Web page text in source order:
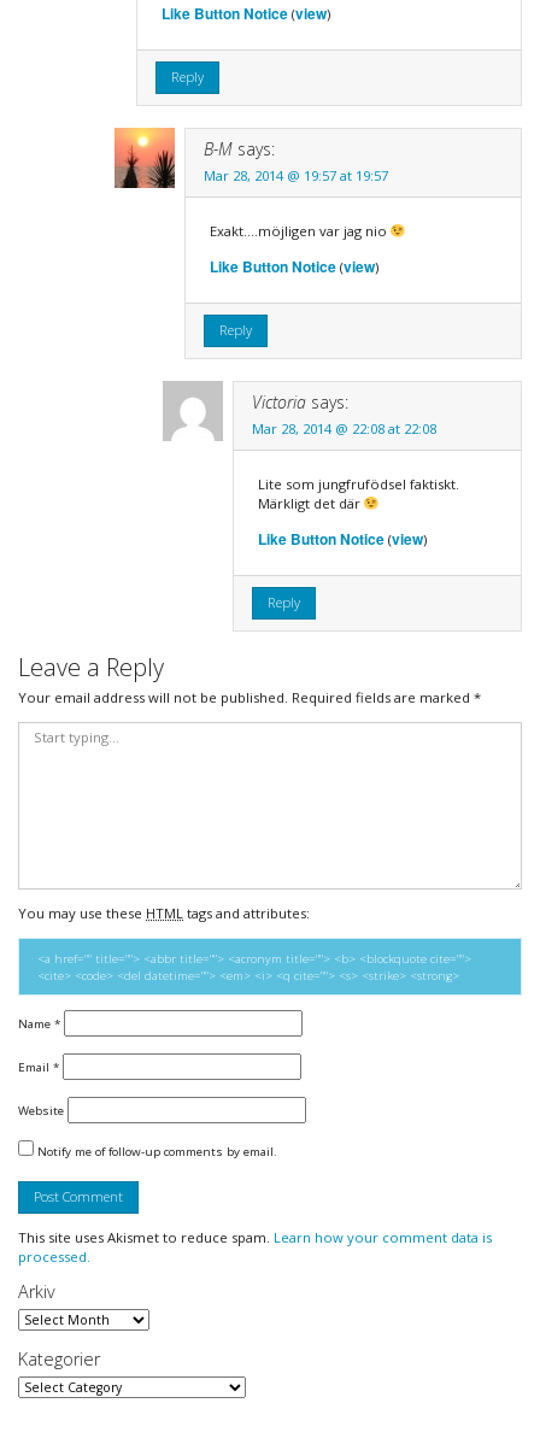
Like Button Notice(view)
Reply
B-M says:
Mar 28, 2014 @ 19:57 at 19:57
Exakt….möjligen var jag nio
Like Button Notice(view)
Reply
Victoria says:
Mar 28, 2014 @ 22:08 at 22:08
Lite som jungfrufödsel faktiskt.
Märkligt det där
Like Button Notice(view)
Reply
Leave a Reply
Your email address will not be published. Required fields are marked *
You may use these HTML tags and attributes:
<a href="" title=""> <abbr title=""> <acronym title=""> <b> <blockquote cite="">
<cite> <code> <del datetime=""> <em> <i> <q cite=""> <s> <strike> <strong>
Name *
Email *
Website
Notify me of follow-up comments by email.
This site uses Akismet to reduce spam. Learn how your comment data is
processed.
Arkiv
Arkiv
Kategorier
Kategorier